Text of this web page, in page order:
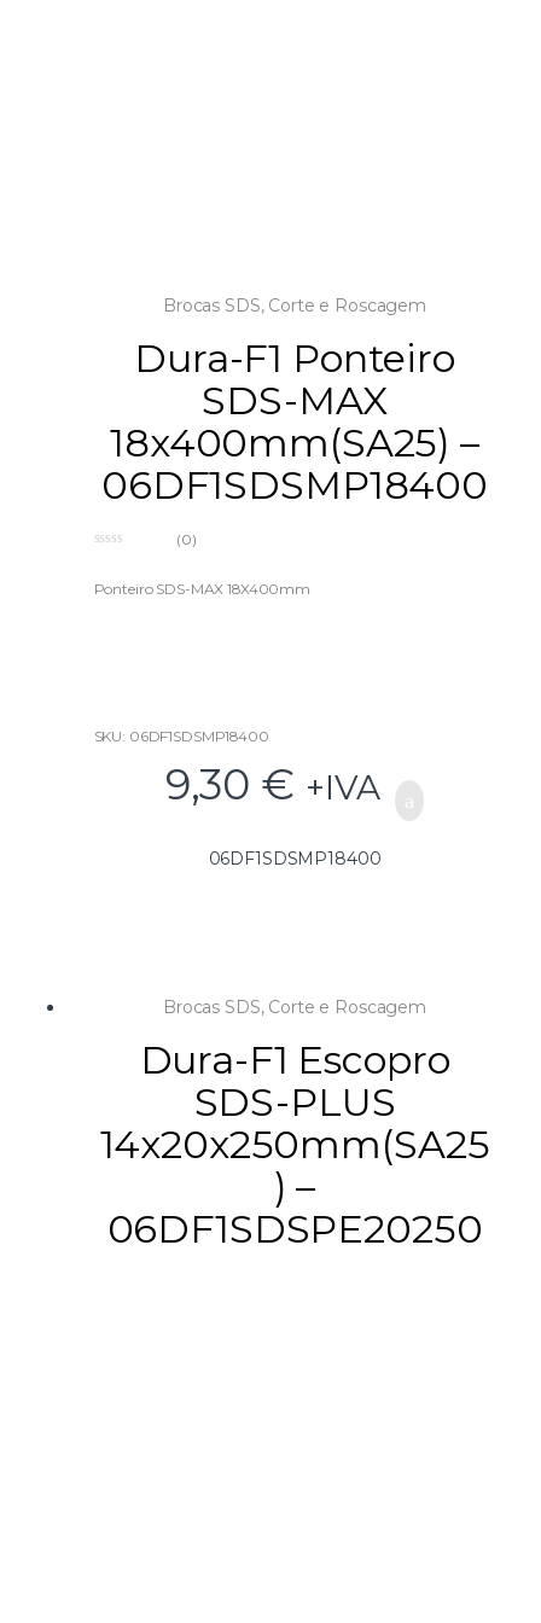
Brocas SDS, Corte e Roscagem
Dura-F1 Ponteiro
SDS-MAX
18x400mm(SA25) –
06DF1SDSMP18400
u
(0)
Ponteiro SDS-MAX 18X400mm
SKU: 06DF1SDSMP18400
9,30 € +IVA
06DF1SDSMP18400
Brocas SDS, Corte e Roscagem
Dura-F1 Escopro
SDS-PLUS
14x20x250mm(SA25
) –
06DF1SDSPE20250